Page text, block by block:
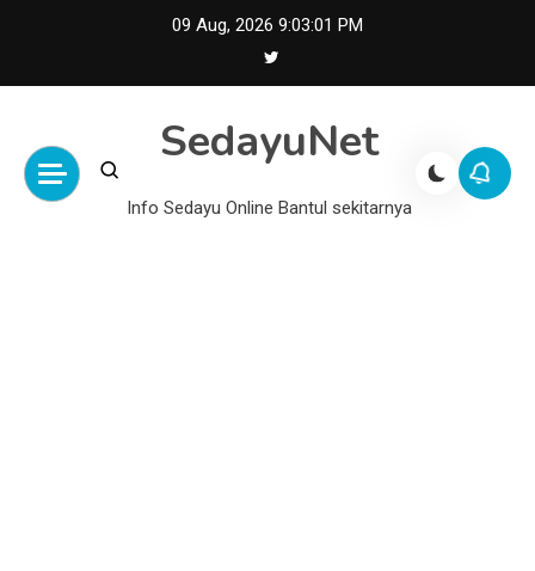
09 Aug, 2026 9:03:02 PM
SedayuNet
Info Sedayu Online Bantul sekitarnya